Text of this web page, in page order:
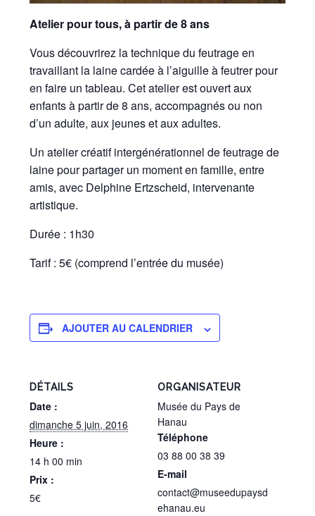
Atelier pour tous, à partir de 8 ans
Vous découvrirez la technique du feutrage en
travaillant la laine cardée à l’aiguille à feutrer pour
en faire un tableau. Cet atelier est ouvert aux
enfants à partir de 8 ans, accompagnés ou non
d’un adulte, aux jeunes et aux adultes.
Un atelier créatif intergénérationnel de feutrage de
laine pour partager un moment en famille, entre
amis, avec Delphine Ertzscheid, intervenante
artistique.
Durée : 1h30
Tarif : 5€ (comprend l’entrée du musée)
AJOUTER AU CALENDRIER
DÉTAILS
Date :
dimanche 5 juin, 2016
Heure :
14 h 00 min
Prix :
5€
ORGANISATEUR
Musée du Pays de
Hanau
Téléphone
03 88 00 38 39
E-mail
contact@museedupaysd
ehanau.eu